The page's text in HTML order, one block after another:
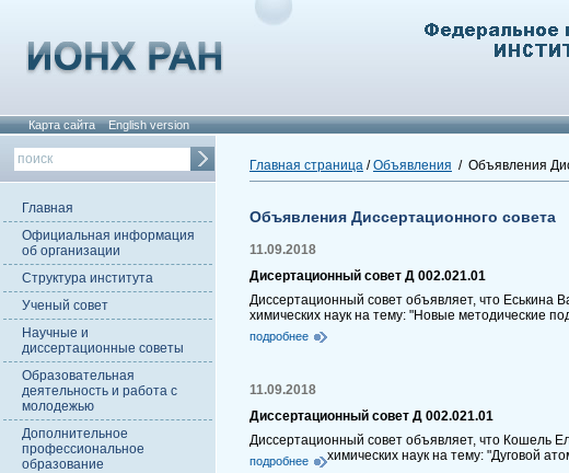
Карта сайта English version
Главная
Официальная информация
об организации
Структура института
Ученый совет
Научные и
диссертационные советы
Образовательная
деятельность и работа с
молодежью
Дополнительное
профессиональное
образование
Главная страница /Объявления / Объявления
Объявления Диссертационного совета
11.09.2018
Дисертационный совет Д 002.021.01
Диссертационный совет объявляет, что Еськина
химических наук на тему: "Новые методические
подробнее
11.09.2018
Диссертационный совет Д 002.021.01
Диссертационный совет объявляет, что Кошель
химических наук на тему: "Дуговой
подробнее